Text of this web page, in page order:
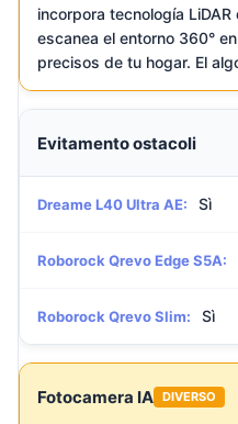
incorpora tecnología
escanea el entorno 360°
precisos de tu hogar. El
Evitamento ostacoli
Dreame L40 Ultra AE: Sì
Roborock Qrevo Edge S5A:
Roborock Qrevo Slim: Sì
Fotocamera IA DIVERSO